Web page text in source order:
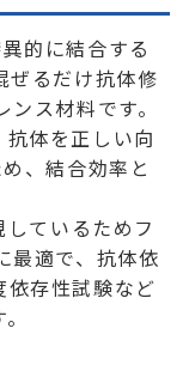
的に結合する
ぜるだけ抗体修
ス材料です。
体を正しい向
、結合効率と
ているためフ
最適で、抗体依
存性試験など